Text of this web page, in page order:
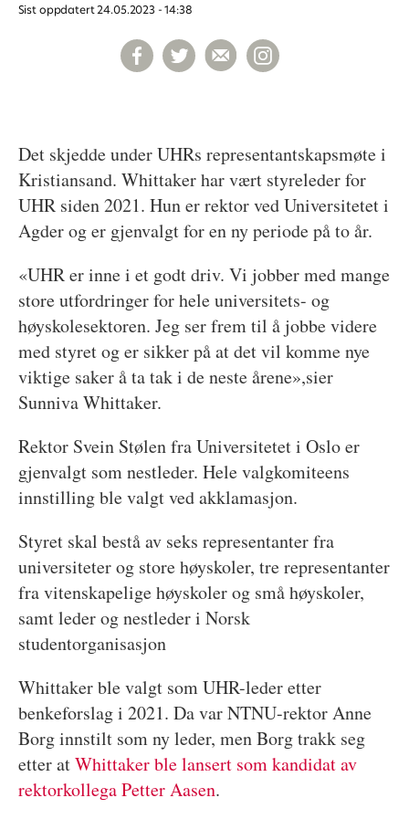
Sist oppdatert 24.05.2023 - 14:38
Det skjedde under UHRs representantskapsmøte i
Kristiansand. Whittaker har vært styreleder for
UHR siden 2021. Hun er rektor ved Universitetet i
Agder og er gjenvalgt for en ny periode på to år.
«UHR er inne i et godt driv. Vi jobber med mange
store utfordringer for hele universitets- og
høyskolesektoren. Jeg ser frem til å jobbe videre
med styret og er sikker på at det vil komme nye
viktige saker å ta tak i de neste årene»,sier
Sunniva Whittaker.
Rektor Svein Stølen fra Universitetet i Oslo er
gjenvalgt som nestleder. Hele valgkomiteens
innstilling ble valgt ved akklamasjon.
Styret skal bestå av seks representanter fra
universiteter og store høyskoler, tre representanter
fra vitenskapelige høyskoler og små høyskoler,
samt leder og nestleder i Norsk
studentorganisasjon
Whittaker ble valgt som UHR-leder etter
benkeforslag i 2021. Da var NTNU-rektor Anne
Borg innstilt som ny leder, men Borg trakk seg
etter atWhittaker ble lansert som kandidat av
rektorkollega Petter Aasen.